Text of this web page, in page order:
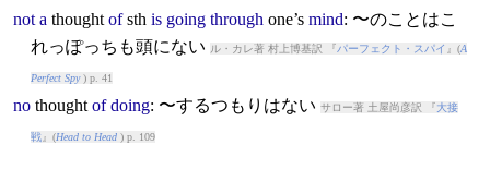
not a thought ofsth is going through one’s mind: 〜のことはこ
れっぽっちも頭にない
ル・カレ著 村上博基訳 『パーフェクト・スパイ 』(A
Perfect Spy) p. 41
no thought of doing: 〜するつもりはない サロー著 土屋尚彦訳 『大接
戦』(Head to Head) p. 109